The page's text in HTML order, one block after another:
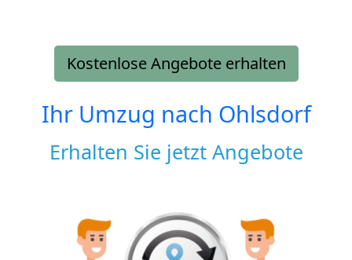
Kostenlose Angebote erhalten
Ihr Umzug nach Ohlsdorf
Erhalten Sie jetzt Angebote